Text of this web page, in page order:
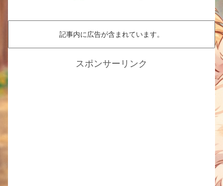
記事内に広告が含まれています。
スポンサーリンク